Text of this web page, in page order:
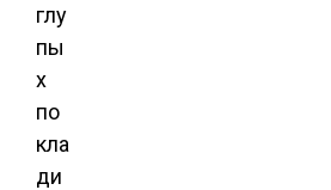
глу
пы
х
по
кла
ди